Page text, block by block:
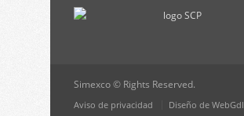
Simexco © Rights Reserved.
Aviso de privacidad Diseño de WebGdl